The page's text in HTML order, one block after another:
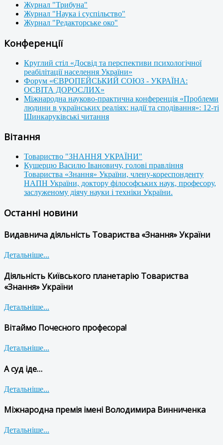
Журнал "Трибуна"
Журнал "Наука і суспільство"
Журнал "Редакторське око"
Конференції
Круглий стіл «Досвід та перспективи психологічної
реабілітації населення України»
Форум «ЄВРОПЕЙСЬКИЙ СОЮЗ - УКРАЇНА:
ОСВІТА ДОРОСЛИХ»
Міжнародна науково-практична конференція «Проблеми
людини в українських реаліях: надії та сподівання»: 12-ті
Шинкаруківські читання
Вітання
Товариство "ЗНАННЯ УКРАЇНИ"
Кушерцю Василю Івановичу, голові правління
Товариства «Знання» України, члену-кореспонденту
НАПН України, доктору філософських наук, професору,
заслуженому діячу науки і техніки України.
Останні новини
Видавнича діяльність Товариства «Знання» України
Детальніше...
Діяльність Київського планетарію Товариства
«Знання» України
Детальніше...
Вітаймо Почесного професора!
Детальніше...
А суд іде…
Детальніше...
Міжнародна премія імені Володимира Винниченка
Детальніше...